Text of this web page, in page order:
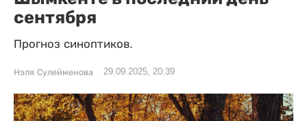
сентября
Прогноз синоптиков.
Нэля Сулейменова 29.09.2025, 20:39